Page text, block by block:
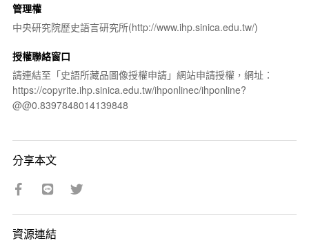
管理權
中央研究院歷史語言研究所(http://www.ihp.sinica.edu.tw/)
授權聯絡窗口
請連結至「史語所藏品圖像授權申請」網站申請授權，網址：
https://copyrite.ihp.sinica.edu.tw/ihponlinec/ihponline?
@@0.8397848014139848
分享本文
資源連結